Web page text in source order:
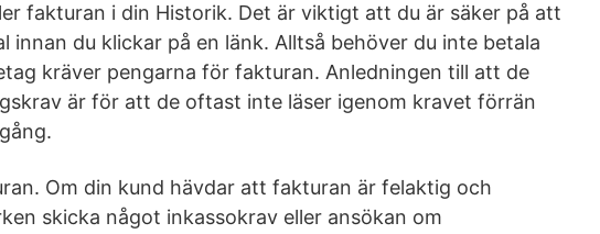
fakturan i din Historik. Det är viktigt att du är säker på att
innan du klickar på en länk. Alltså behöver du inte betala
kräver pengarna för fakturan. Anledningen till att de
är för att de oftast inte läser igenom kravet förrän
Om din kund hävdar att fakturan är felaktig och
skicka något inkassokrav eller ansökan om